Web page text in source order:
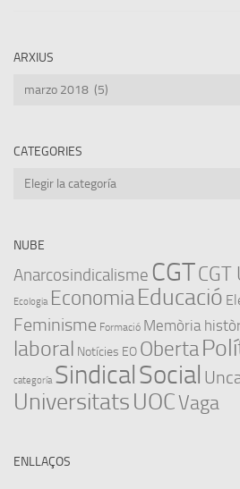
ARXIUS
Arxius
CATEGORIES
Categories
NUBE
Anarcosindicalisme CGTCGT
Ecologia EconomiaEducació
Feminisme Formació Memòria
laboral Notícies EO Oberta
categoría SindicalSocial
UniversitatsUOCVaga
ENLLAÇOS